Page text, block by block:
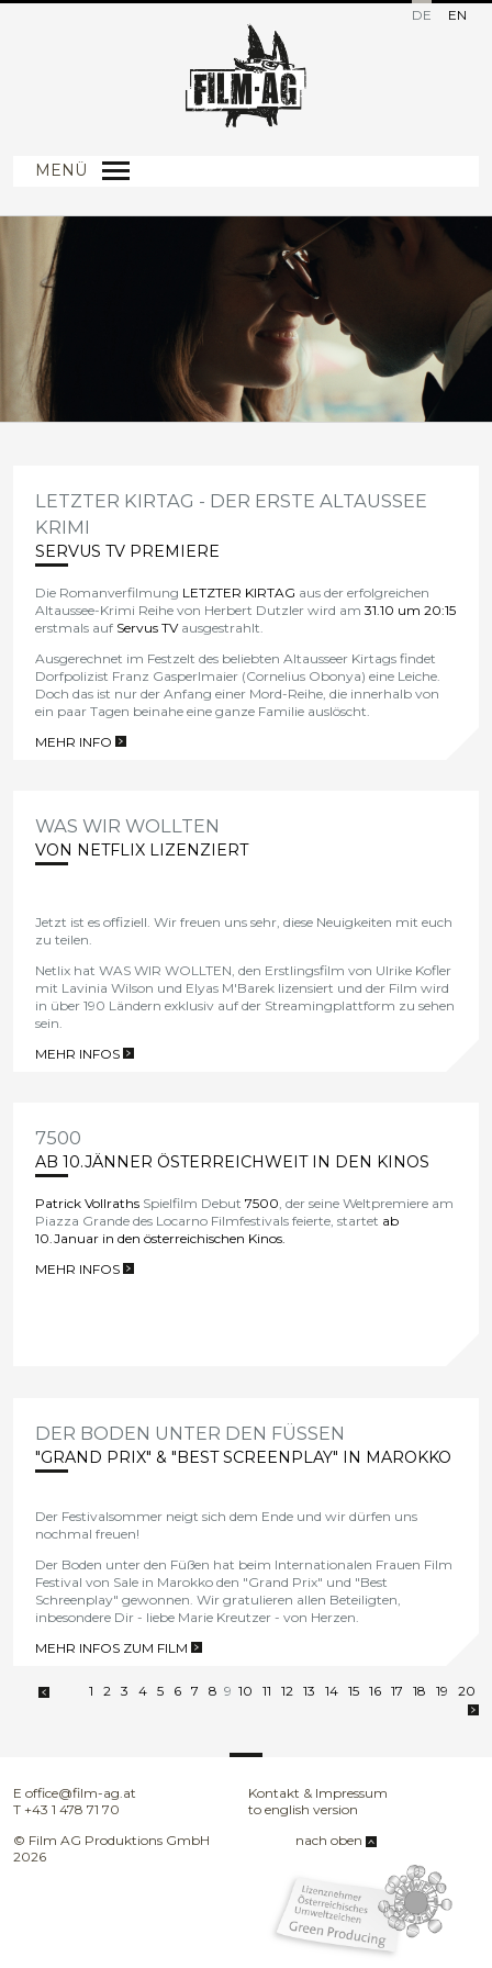
DE EN
MENÜ
LETZTER KIRTAG - DER ERSTE ALTAUSSEE
KRIMI
SERVUS TV PREMIERE
Die Romanverfilmung LETZTER KIRTAG aus der erfolgreichen
Altaussee-Krimi Reihe von Herbert Dutzler wird am31.10 um 20:15
erstmals auf Servus TVausgestrahlt.
Ausgerechnet im Festzelt des beliebten Altausseer Kirtags findet
Dorfpolizist Franz Gasperlmaier (Cornelius Obonya) eine Leiche.
Doch das ist nur der Anfang einer Mord-Reihe, die innerhalb von
ein paar Tagen beinahe eine ganze Familie auslöscht.
MEHR INFO
WAS WIR WOLLTEN
VON NETFLIX LIZENZIERT
Jetzt ist es offiziell. Wir freuen uns sehr, diese Neuigkeiten mit euch
zu teilen.
Netlix hat WAS WIR WOLLTEN, den Erstlingsfilm von Ulrike Kofler
mit Lavinia Wilson und Elyas M'Barek lizensiert und der Film wird
in über 190 Ländern exklusiv auf der Streamingplattform zu sehen
sein.
MEHR INFOS
7500
AB 10.JÄNNER ÖSTERREICHWEIT IN DEN KINOS
Patrick Vollraths Spielfilm Debut 7500, der seine Weltpremiere am
Piazza Grande des Locarno Filmfestivals feierte, startet ab
10.Januar in den österreichischen Kinos.
MEHR INFOS
DER BODEN UNTER DEN FÜSSEN
"GRAND PRIX" & "BEST SCREENPLAY" IN MAROKKO
Der Festivalsommer neigt sich dem Ende und wir dürfen uns
nochmal freuen!
Der Boden unter den Füßen hat beim Internationalen Frauen Film
Festival von Sale in Marokko den "Grand Prix" und "Best
Schreenplay" gewonnen. Wir gratulieren allen Beteiligten,
inbesondere Dir - liebe Marie Kreutzer - von Herzen.
MEHR INFOS ZUM FILM
>
1 2 3 4 5 6 7 8 9 10 11 12 13 14 15 16 17 18 19 20
E office@film-ag.at
T +43 1 478 71 70
Kontakt & Impressum
to english version
© Film AG Produktions GmbH
2026
nach oben